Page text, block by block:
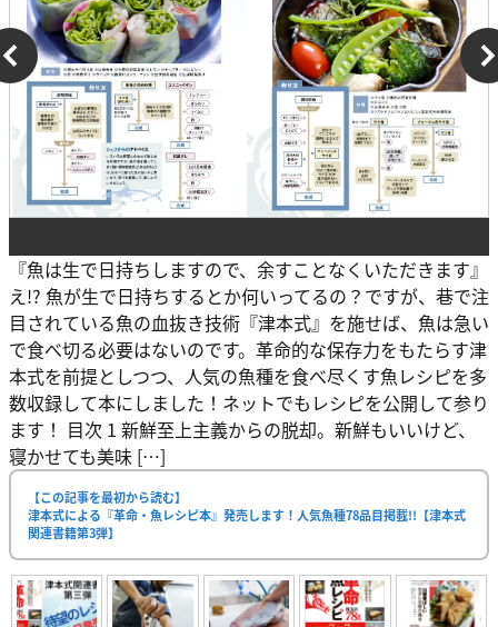
『魚は生で日持ちしますので、余すことなくいただきます』
え!? 魚が生で日持ちするとか何いってるの？ですが、巷で注
目されている魚の血抜き技術『津本式』を施せば、魚は急い
で食べ切る必要はないのです。革命的な保存力をもたらす津
本式を前提としつつ、人気の魚種を食べ尽くす魚レシピを多
数収録して本にしました！ネットでもレシピを公開して参り
ます！ 目次 1 新鮮至上主義からの脱却。新鮮もいいけど、
寝かせても美味 […]
【この記事を最初から読む】
津本式による『革命・魚レシピ本』発売します！人気魚種78品目掲載!!【津本式
関連書籍第3弾】